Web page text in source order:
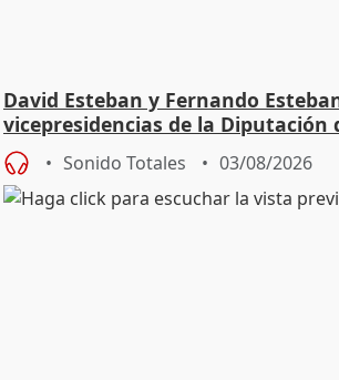
David Esteban y Fernando
vicepresidencias de la Diputación
Sonido Totales 03/08/2026